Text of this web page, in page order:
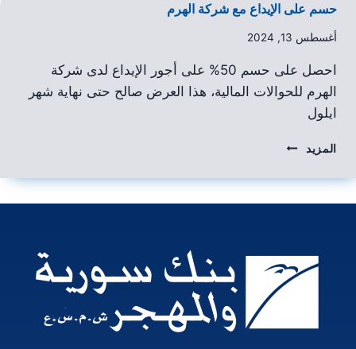
حسم على الإيداع مع شركة الهرم
أغسطس 13, 2024
احصل على حسم 50% على أجور الإيداع لدى شركة
الهرم للحوالات المالية، هذا العرض صالح حتى نهاية شهر
ايلول
المزيد